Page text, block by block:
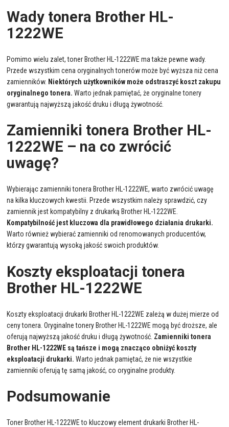
Wady tonera Brother HL-
1222WE
Pomimo wielu zalet, toner Brother HL-1222WE ma także pewne wady.
Przede wszystkim cena oryginalnych tonerów może być wyższa niż cena
zamienników. Niektórych użytkowników może odstraszyć koszt zakupu
oryginalnego tonera. Warto jednak pamiętać, że oryginalne tonery
gwarantują najwyższą jakość druku i długą żywotność.
Zamienniki tonera Brother HL-
1222WE – na co zwrócić
uwagę?
Wybierając zamienniki tonera Brother HL-1222WE, warto zwrócić uwagę
na kilka kluczowych kwestii. Przede wszystkim należy sprawdzić, czy
zamiennik jest kompatybilny z drukarką Brother HL-1222WE.
Kompatybilność jest kluczowa dla prawidłowego działania drukarki.
Warto również wybierać zamienniki od renomowanych producentów,
którzy gwarantują wysoką jakość swoich produktów.
Koszty eksploatacji tonera
Brother HL-1222WE
Koszty eksploatacji drukarki Brother HL-1222WE zależą w dużej mierze od
ceny tonera. Oryginalne tonery Brother HL-1222WE mogą być droższe, ale
oferują najwyższą jakość druku i długą żywotność. Zamienniki tonera
Brother HL-1222WE są tańsze i mogą znacząco obniżyć koszty
eksploatacji drukarki. Warto jednak pamiętać, że nie wszystkie
zamienniki oferują tę samą jakość, co oryginalne produkty.
Podsumowanie
Toner Brother HL-1222WE to kluczowy element drukarki Brother HL-